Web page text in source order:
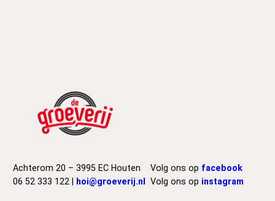
Achterom 20 – 3995 EC Houten
06 52 333 122 |
hoi@groeverij.nl
Volg ons op facebook
Volg ons op instagram